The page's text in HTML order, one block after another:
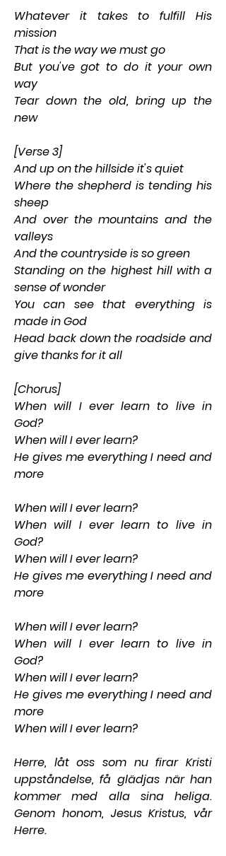
Whatever it takes to fulfill His
mission
That is the way we must go
But you've got to do it your own
way
Tear down the old, bring up the
new
[Verse 3]
And up on the hillside it's quiet
Where the shepherd is tending his
sheep
And over the mountains and the
valleys
And the countryside is so green
Standing on the highest hill with a
sense of wonder
You can see that everything is
made in God
Head back down the roadside and
give thanks for it all
[Chorus]
When will I ever learn to live in
God?
When will I ever learn?
He gives me everything I need and
more
When will I ever learn?
When will I ever learn to live in
God?
When will I ever learn?
He gives me everything I need and
more
When will I ever learn?
When will I ever learn to live in
God?
When will I ever learn?
He gives me everything I need and
more
When will I ever learn?
Herre, låt oss som nu firar Kristi
uppståndelse, få glädjas när han
kommer med alla sina heliga.
Genom honom, Jesus Kristus, vår
Herre.